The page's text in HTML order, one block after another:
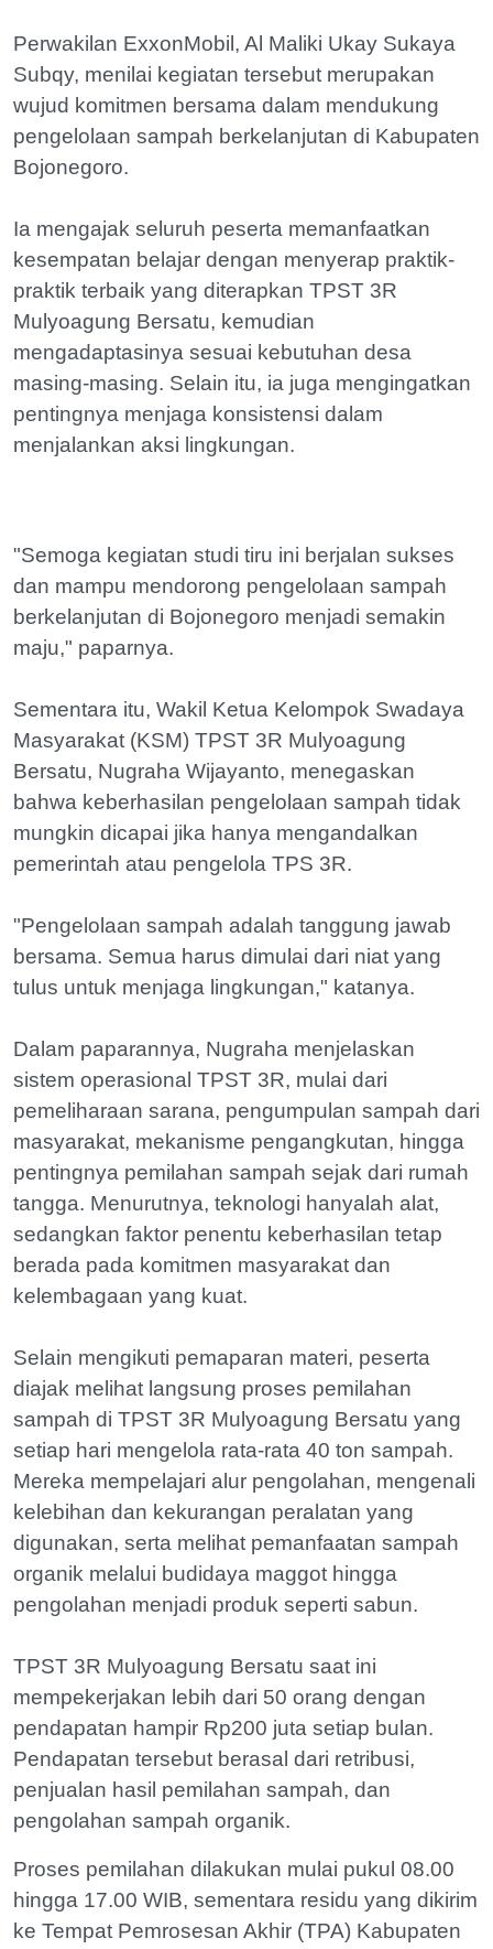
Perwakilan ExxonMobil, Al Maliki Ukay Sukaya
Subqy, menilai kegiatan tersebut merupakan
wujud komitmen bersama dalam mendukung
pengelolaan sampah berkelanjutan di Kabupaten
Bojonegoro.
Ia mengajak seluruh peserta memanfaatkan
kesempatan belajar dengan menyerap praktik-
praktik terbaik yang diterapkan TPST 3R
Mulyoagung Bersatu, kemudian
mengadaptasinya sesuai kebutuhan desa
masing-masing. Selain itu, ia juga mengingatkan
pentingnya menjaga konsistensi dalam
menjalankan aksi lingkungan.
"Semoga kegiatan studi tiru ini berjalan sukses
dan mampu mendorong pengelolaan sampah
berkelanjutan di Bojonegoro menjadi semakin
maju," paparnya.
Sementara itu, Wakil Ketua Kelompok Swadaya
Masyarakat (KSM) TPST 3R Mulyoagung
Bersatu, Nugraha Wijayanto, menegaskan
bahwa keberhasilan pengelolaan sampah tidak
mungkin dicapai jika hanya mengandalkan
pemerintah atau pengelola TPS 3R.
"Pengelolaan sampah adalah tanggung jawab
bersama. Semua harus dimulai dari niat yang
tulus untuk menjaga lingkungan," katanya.
Dalam paparannya, Nugraha menjelaskan
sistem operasional TPST 3R, mulai dari
pemeliharaan sarana, pengumpulan sampah dari
masyarakat, mekanisme pengangkutan, hingga
pentingnya pemilahan sampah sejak dari rumah
tangga. Menurutnya, teknologi hanyalah alat,
sedangkan faktor penentu keberhasilan tetap
berada pada komitmen masyarakat dan
kelembagaan yang kuat.
Selain mengikuti pemaparan materi, peserta
diajak melihat langsung proses pemilahan
sampah di TPST 3R Mulyoagung Bersatu yang
setiap hari mengelola rata-rata 40 ton sampah.
Mereka mempelajari alur pengolahan, mengenali
kelebihan dan kekurangan peralatan yang
digunakan, serta melihat pemanfaatan sampah
organik melalui budidaya maggot hingga
pengolahan menjadi produk seperti sabun.
TPST 3R Mulyoagung Bersatu saat ini
mempekerjakan lebih dari 50 orang dengan
pendapatan hampir Rp200 juta setiap bulan.
Pendapatan tersebut berasal dari retribusi,
penjualan hasil pemilahan sampah, dan
pengolahan sampah organik.
Proses pemilahan dilakukan mulai pukul 08.00
hingga 17.00 WIB, sementara residu yang dikirim
ke Tempat Pemrosesan Akhir (TPA) Kabupaten